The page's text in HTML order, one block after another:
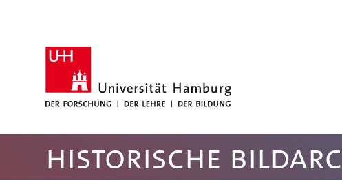
Fussbereich der Seite anspringen
Historische